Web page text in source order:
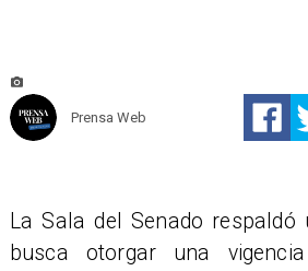
Prensa Web
La Sala del Senado respaldó
busca otorgar una